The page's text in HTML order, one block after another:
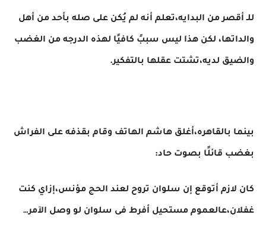
للـ أقصر من البدايه،تعلم أنه لم يُكن على صله بأحد من أهل
والداتها، لكن هذا ليس سببً كافيًا لهذه الدرجه من الغضب
والضيق لديه،تشتت عقلها بالتفكير.
بينما بالقاهره،أغلق هاشم الهاتف وقام بقذفه على الفراش
بغضب قائلًا بصوت حاد:
كان لازم أتوقع إن سلوان تروح لعند الحج مؤنس،إزاي كنت
غفلان،عالعموم مستحيل أفرط فى سلوان لو وصل الآمر…